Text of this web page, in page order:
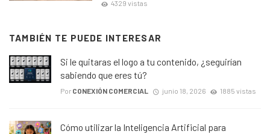
4329 vistas
TAMBIÉN TE PUEDE INTERESAR
Si le quitaras el logo a tu contenido, ¿seguirían
sabiendo que eres tú?
Por CONEXIÓN COMERCIAL junio 18, 2026 1885 vistas
Cómo utilizar la Inteligencia Artificial para